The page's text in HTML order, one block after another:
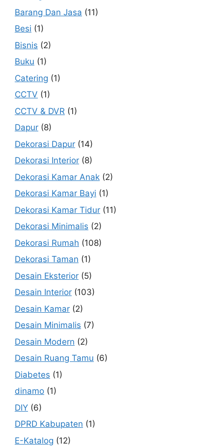
Barang Dan Jasa (11)
Besi (1)
Bisnis (2)
Buku (1)
Catering (1)
CCTV (1)
CCTV & DVR (1)
Dapur (8)
Dekorasi Dapur (14)
Dekorasi Interior (8)
Dekorasi Kamar Anak (2)
Dekorasi Kamar Bayi (1)
Dekorasi Kamar Tidur (11)
Dekorasi Minimalis (2)
Dekorasi Rumah (108)
Dekorasi Taman (1)
Desain Eksterior (5)
Desain Interior (103)
Desain Kamar (2)
Desain Minimalis (7)
Desain Modern (2)
Desain Ruang Tamu (6)
Diabetes (1)
dinamo (1)
DIY (6)
DPRD Kabupaten (1)
E-Katalog (12)